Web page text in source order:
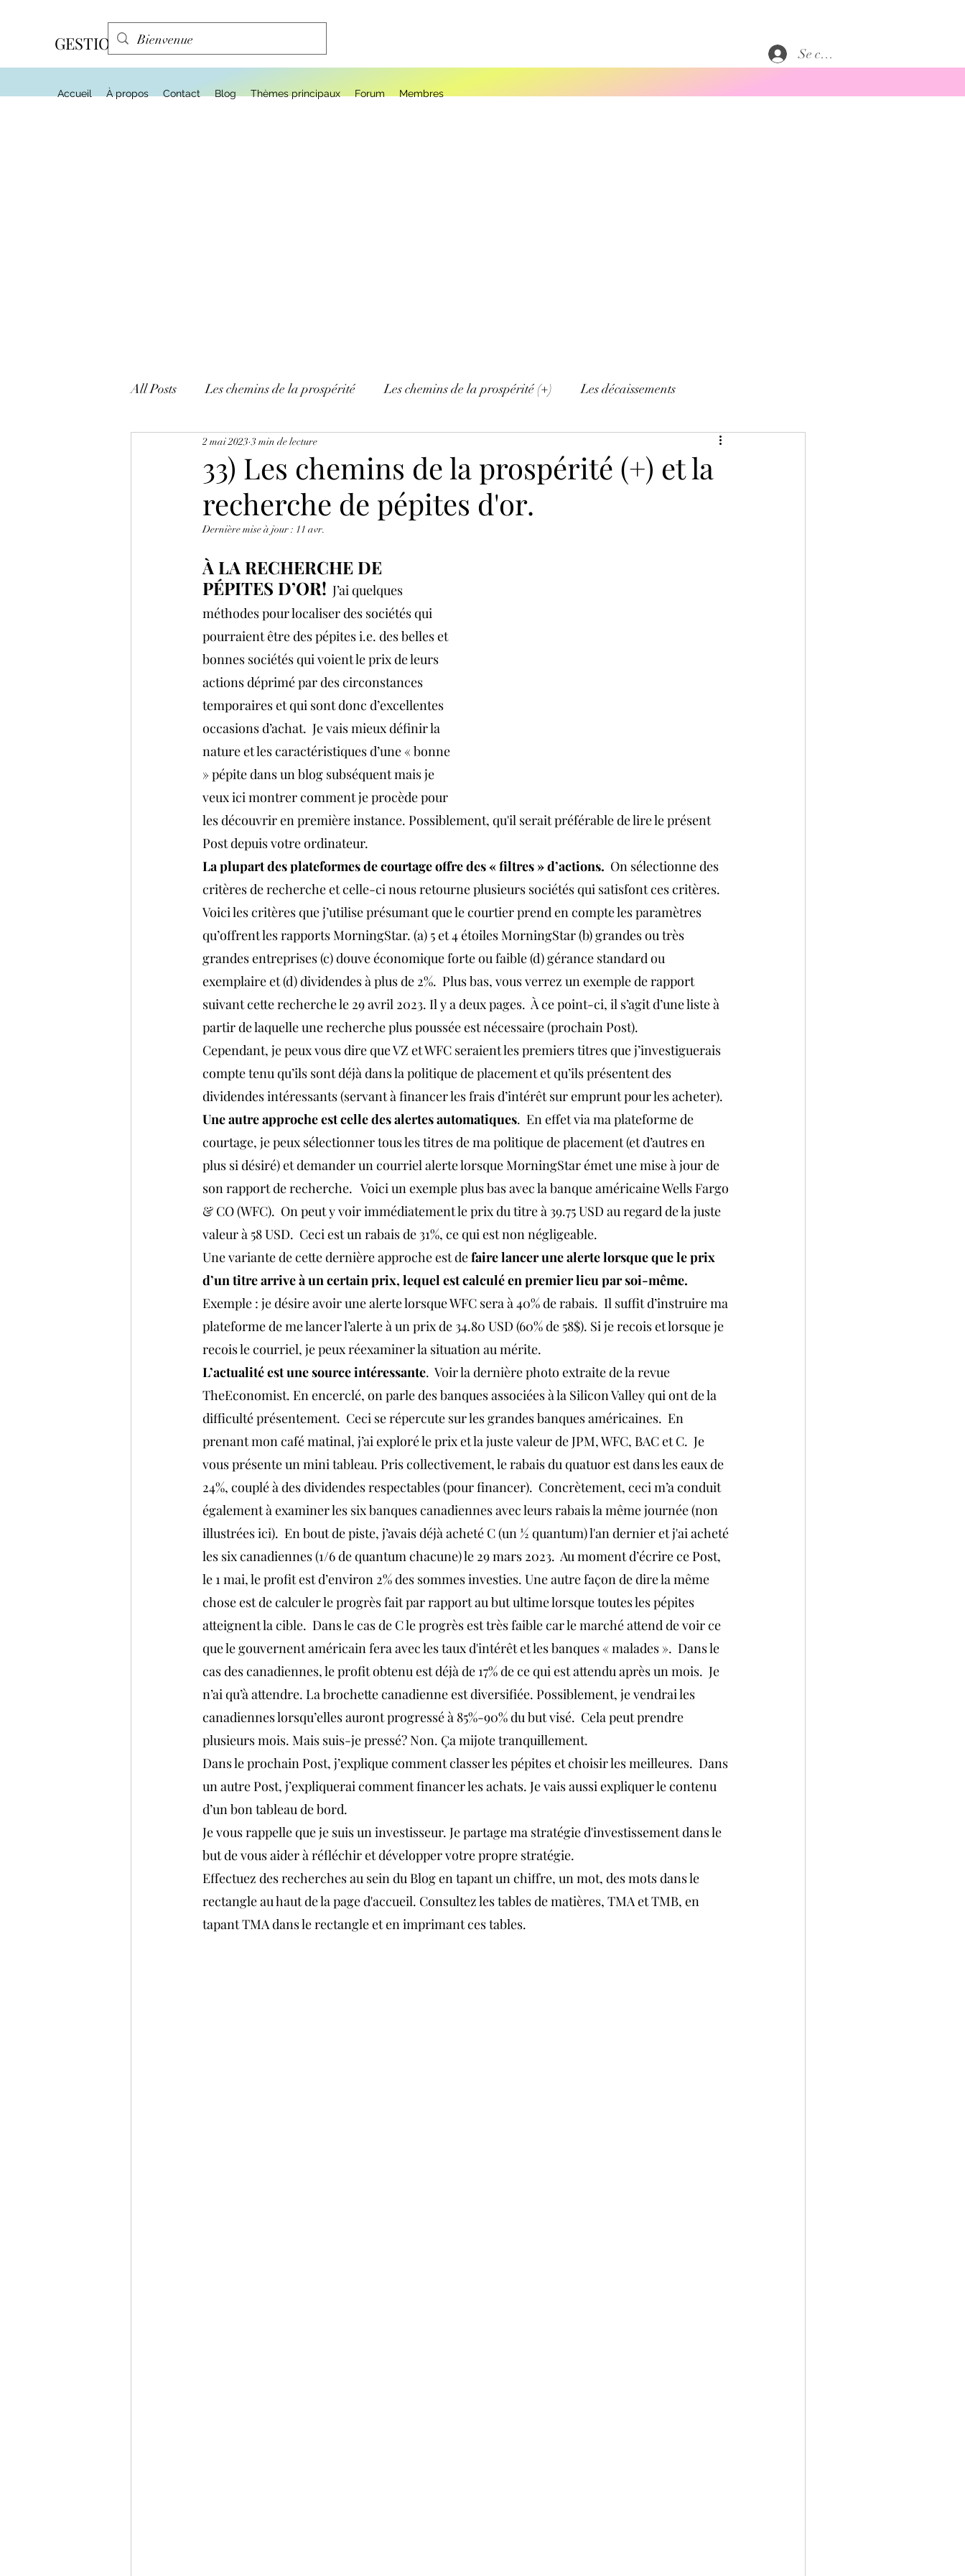
Accueil À propos Contact Blog Thèmes principaux Forum Membres
GESTION EFFA Se connecter
All Posts Les chemins de la prospérité Les chemins de la prospérité (+) Les décaissements
Mes tactiques et mes trucs!
33) Les chemins de la prospérité (+) et la
recherche de pépites d'or.
2 mai 2023 3 min de lecture
Dernière mise à jour : 11 avr.
À LA RECHERCHE DE
PÉPITES D’OR!
  J’ai quelques
méthodes pour localiser des sociétés qui
pourraient être des pépites i.e. des belles et
bonnes sociétés qui voient le prix de leurs
actions déprimé par des circonstances
temporaires et qui sont donc d’excellentes
occasions d’achat.  Je vais mieux définir la
nature et les caractéristiques d’une « bonne
» pépite dans un blog subséquent mais je
veux ici montrer comment je procède pour
les découvrir en première instance. Possiblement, qu'il serait préférable de lire le présent
Post depuis votre ordinateur.
La plupart des plateformes de courtage offre des « filtres » d’actions.
  On sélectionne des
critères de recherche et celle-ci nous retourne plusieurs sociétés qui satisfont ces critères.
Voici les critères que j’utilise présumant que le courtier prend en compte les paramètres
qu’offrent les rapports MorningStar. (a) 5 et 4 étoiles MorningStar (b) grandes ou très
grandes entreprises (c) douve économique forte ou faible (d) gérance standard ou
exemplaire et (d) dividendes à plus de 2%.  Plus bas, vous verrez un exemple de rapport
suivant cette recherche le 29 avril 2023. Il y a deux pages.  À ce point-ci, il s’agit d’une liste à
partir de laquelle une recherche plus poussée est nécessaire (prochain Post).
Cependant, je peux vous dire que VZ et WFC seraient les premiers titres que j’investiguerais
compte tenu qu’ils sont déjà dans la politique de placement et qu’ils présentent des
dividendes intéressants (servant à financer les frais d’intérêt sur emprunt pour les acheter).
Une autre approche est celle des alertes automatiques.  En effet via ma plateforme de
courtage, je peux sélectionner tous les titres de ma politique de placement (et d’autres en
plus si désiré) et demander un courriel alerte lorsque MorningStar émet une mise à jour de
son rapport de recherche.   Voici un exemple plus bas avec la banque américaine Wells Fargo
& CO (WFC).  On peut y voir immédiatement le prix du titre à 39.75 USD au regard de la juste
valeur à 58 USD.  Ceci est un rabais de 31%, ce qui est non négligeable.
Une variante de cette dernière approche est de faire lancer une alerte lorsque que le prix
d’un titre arrive à un certain prix, lequel est calculé en premier lieu par soi-même.
Exemple : je désire avoir une alerte lorsque WFC sera à 40% de rabais.  Il suffit d’instruire ma
plateforme de me lancer l’alerte à un prix de 34.80 USD (60% de 58$). Si je recois et lorsque je
recois le courriel, je peux réexaminer la situation au mérite.
L’actualité est une source intéressante.  Voir la dernière photo extraite de la revue
TheEconomist. En encerclé, on parle des banques associées à la Silicon Valley qui ont de la
difficulté présentement.  Ceci se répercute sur les grandes banques américaines.  En
prenant mon café matinal, j’ai exploré le prix et la juste valeur de JPM, WFC, BAC et C.  Je
vous présente un mini tableau. Pris collectivement, le rabais du quatuor est dans les eaux de
24%, couplé à des dividendes respectables (pour financer).  Concrètement, ceci m’a conduit
également à examiner les six banques canadiennes avec leurs rabais la même journée (non
illustrées ici).  En bout de piste, j’avais déjà acheté C (un ½ quantum) l'an dernier et j'ai acheté
les six canadiennes (1/6 de quantum chacune) le 29 mars 2023.  Au moment d’écrire ce Post,
le 1 mai, le profit est d’environ 2% des sommes investies. Une autre façon de dire la même
chose est de calculer le progrès fait par rapport au but ultime lorsque toutes les pépites
atteignent la cible.  Dans le cas de C le progrès est très faible car le marché attend de voir ce
que le gouvernent américain fera avec les taux d'intérêt et les banques « malades ».  Dans le
cas des canadiennes, le profit obtenu est déjà de 17% de ce qui est attendu après un mois.  Je
n’ai qu’à attendre. La brochette canadienne est diversifiée. Possiblement, je vendrai les
canadiennes lorsqu’elles auront progressé à 85%-90% du but visé.  Cela peut prendre
plusieurs mois. Mais suis-je pressé? Non. Ça mijote tranquillement.
Dans le prochain Post, j’explique comment classer les pépites et choisir les meilleures.  Dans
un autre Post, j’expliquerai comment financer les achats. Je vais aussi expliquer le contenu
d’un bon tableau de bord.
Je vous rappelle que je suis un investisseur. Je partage ma stratégie d'investissement dans le
but de vous aider à réfléchir et développer votre propre stratégie.
Effectuez des recherches au sein du Blog en tapant un chiffre, un mot, des mots dans le
rectangle au haut de la page d'accueil. Consultez les tables de matières, TMA et TMB, en
tapant TMA dans le rectangle et en imprimant ces tables.